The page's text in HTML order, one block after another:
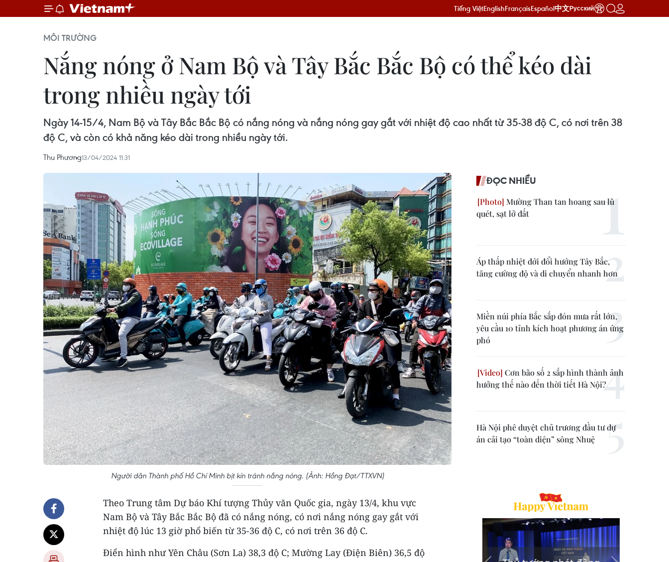
Tiếng ViệtEnglishFrançaisEspañol中文Русский
MÔI TRƯỜNG
Nắng nóng ở Nam Bộ và Tây Bắc Bắc Bộ có thể kéo dài
trong nhiều ngày tới
Ngày 14-15/4, Nam Bộ và Tây Bắc Bắc Bộ có nắng nóng và nắng nóng gay gắt với nhiệt độ cao nhất từ 35-38 độ C, có nơi trên 38
độ C, và còn có khả năng kéo dài trong nhiều ngày tới.
Thu Phương13/04/2024 11:31
Người dân Thành phố Hồ Chí Minh bịt kín tránh nắng nóng. (Ảnh: Hồng Đạt/TTXVN)
Theo Trung tâm Dự báo Khí tượng Thủy văn Quốc gia, ngày 13/4, khu vực
Nam Bộ và Tây Bắc Bắc Bộ đã có nắng nóng, có nơi nắng nóng gay gắt với
nhiệt độ lúc 13 giờ phổ biến từ 35-36 độ C, có nơi trên 36 độ C.
Điển hình như Yên Châu (Sơn La) 38,3 độ C; Mường Lay (Điện Biên) 36,5 độ
ĐỌC NHIỀU
Mường Than tan hoang sau lũ
quét, sạt lở đất
Áp thấp nhiệt đới đổi hướng Tây Bắc,
tăng cường độ và di chuyển nhanh hơn
Miền núi phía Bắc sắp đón mưa rất lớn,
yêu cầu 10 tỉnh kích hoạt phương án ứng
phó
Cơn bão số 2 sắp hình thành ảnh
hưởng thế nào đến thời tiết Hà Nội?
Hà Nội phê duyệt chủ trương đầu tư dự
án cải tạo “toàn diện” sông Nhuệ